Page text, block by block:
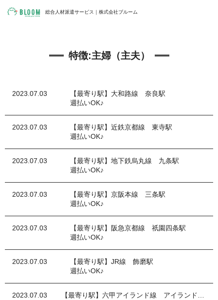
総合人材派遣サービス｜株式会社ブルーム
特徴:主婦（主夫）
2023.07.03
【最寄り駅】大和路線 奈良駅
週払いOK♪
2023.07.03
【最寄り駅】近鉄京都線 東寺駅
週払いOK♪
2023.07.03
【最寄り駅】地下鉄烏丸線 九条駅
週払いOK♪
2023.07.03
【最寄り駅】京阪本線 三条駅
週払いOK♪
2023.07.03
【最寄り駅】阪急京都線 祇園四条駅
週払いOK♪
2023.07.03
【最寄り駅】JR線 飾磨駅
週払いOK♪
2023.07.03
【最寄り駅】六甲アイランド線 アイランドセンター駅